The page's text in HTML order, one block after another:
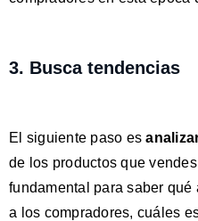
3. Busca tendencias
El siguiente paso es
de los productos que
fundamental para saber
a los compradores, cuáles